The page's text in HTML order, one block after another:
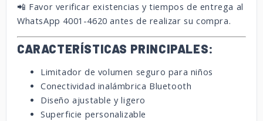
📲 Favor verificar existencias y tiempos de entrega al
WhatsApp 4001-4620 antes de realizar su compra.
CARACTERÍSTICAS PRINCIPALES:
Limitador de volumen seguro para niños
Conectividad inalámbrica Bluetooth
Diseño ajustable y ligero
Superficie personalizable